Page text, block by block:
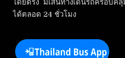
โดยตรง มีเส้นทางเดินรถครอบค
ได้ตลอด 24 ชั่วโมง